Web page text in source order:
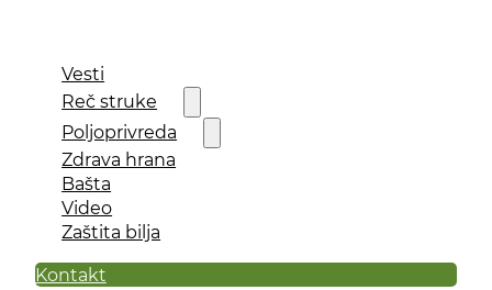
Vesti
Reč struke
Poljoprivreda
Zdrava hrana
Bašta
Video
Zaštita bilja
Kontakt